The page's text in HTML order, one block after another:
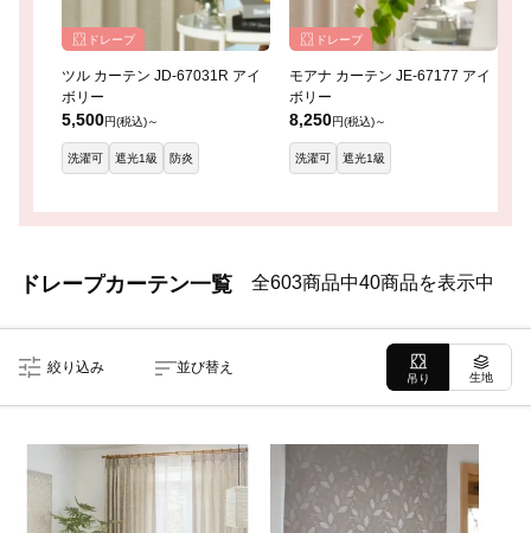
ドレープ
ツル カーテン JD-67031R アイ
ボリー
5,500円(税込)～
洗濯可 遮光1級 防炎
ドレープ
モアナ カーテン JE-67177 アイ
ボリー
8,250円(税込)～
洗濯可 遮光1級
ドレープカーテン一覧 全603商品中40商品を表示中
絞り込み 並び替え
吊り 生地